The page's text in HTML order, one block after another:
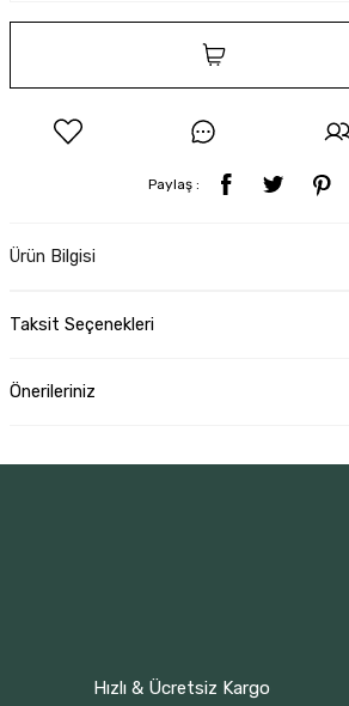
Paylaş :
Ürün Bilgisi
Taksit Seçenekleri
Önerileriniz
Hızlı & Ücretsiz Kargo